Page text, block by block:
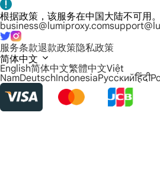
根据政策，该服务在中国大陆不可用
business@lumiproxy.com
服务条款退款政策隐私政策
简体中文
English简体中文繁體中文Việt
NamDeutschIndonesiaРусскийहिंदी